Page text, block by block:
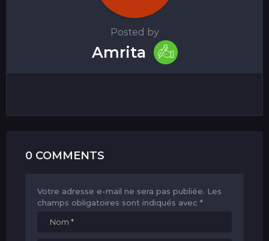
Posted by
Amrita
0 COMMENTS
Votre adresse e-mail ne sera pas publiée. Les
champs obligatoires sont indiqués avec *